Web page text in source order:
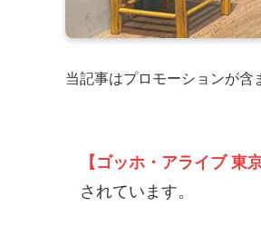
当記事はプロモーションが含
【ゴッホ・アライブ 東京
されています。